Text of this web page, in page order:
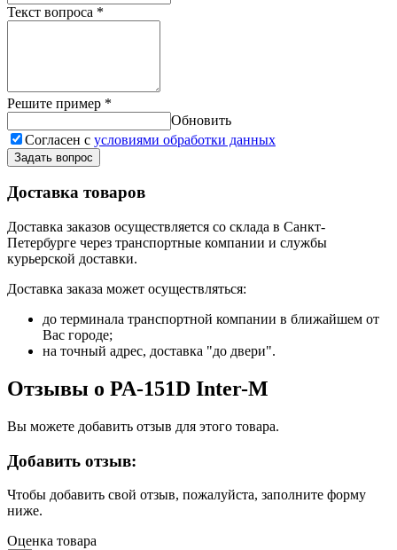
Текст вопроса *
Решите пример *
Обновить
Согласен с условиями обработки данных
Задать вопрос
Доставка товаров
Доставка заказов осуществляется со склада в Санкт-
Петербурге через транспортные компании и службы
курьерской доставки.
Доставка заказа может осуществляться:
до терминала транспортной компании в ближайшем от
Вас городе;
на точный адрес, доставка "до двери".
Отзывы о PA-151D Inter-M
Вы можете добавить отзыв для этого товара.
Добавить отзыв:
Чтобы добавить свой отзыв, пожалуйста, заполните форму
ниже.
Оценка товара